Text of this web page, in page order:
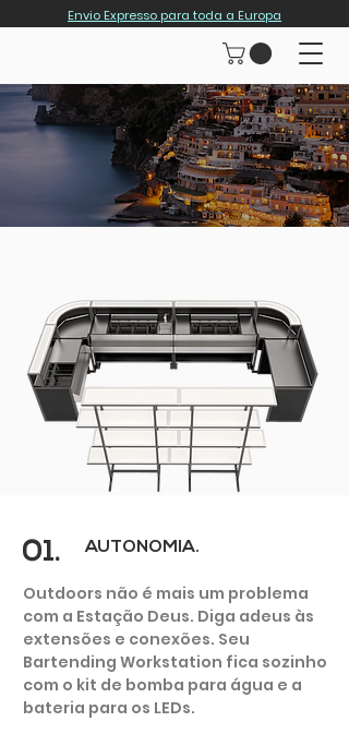
Envio Expresso para toda a Europa
Outdoor Bar
- DEHOR
01. AUTONOMIA.
Outdoors não é mais um problema
com a Estação Deus. Diga adeus às
extensões e conexões. Seu
Bartending Workstation fica sozinho
com o kit de bomba para água e a
bateria para os LEDs.